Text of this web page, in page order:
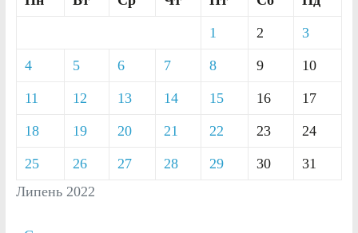
Липень 2022
1 2 3
4 5 6 7 8 9 10
11 12 13 14 15 16 17
18 19 20 21 22 23 24
25 26 27 28 29 30 31